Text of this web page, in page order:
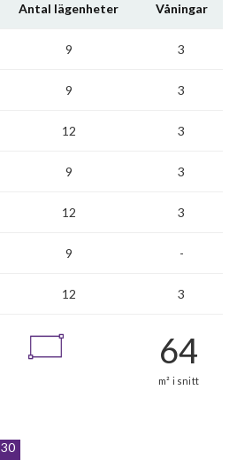
Antal lägenheter Våningar
9 3
9 3
12 3
9 3
12 3
9 -
12 3
30